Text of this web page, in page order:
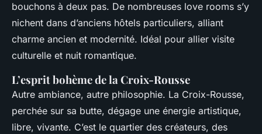
bouchons à deux pas. De nombreuses love rooms s’y
nichent dans d’anciens hôtels particuliers, alliant
charme ancien et modernité. Idéal pour allier visite
culturelle et nuit romantique.
L’esprit bohème de la Croix-Rousse
Autre ambiance, autre philosophie. La Croix-Rousse,
perchée sur sa butte, dégage une énergie artistique,
libre, vivante. C’est le quartier des créateurs, des